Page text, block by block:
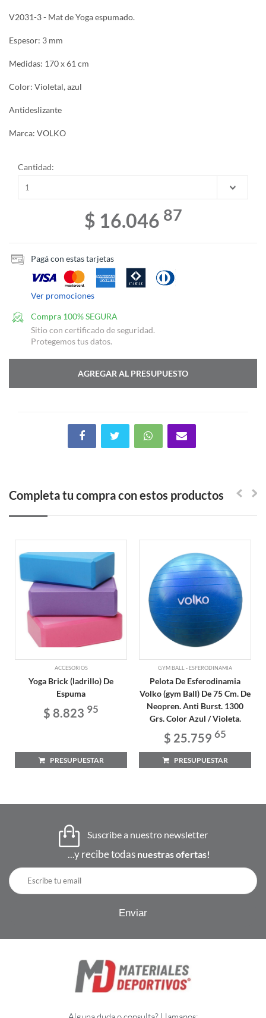
V2031-3 - Mat de Yoga espumado.
Espesor: 3 mm
Medidas: 170 x 61 cm
Color: Violetal, azul
Antideslizante
Marca: VOLKO
Cantidad:
$ 16.046 87
Pagá con estas tarjetas
Ver promociones
Compra 100% SEGURA
Sitio con certificado de seguridad.
Protegemos tus datos.
AGREGAR AL PRESUPUESTO
Completa tu compra con estos productos
ACCESORIOS
Yoga Brick (ladrillo) De
Espuma
$ 8.823 95
PRESUPUESTAR
GYM BALL - ESFERODINAMIA
Pelota De Esferodinamia
Volko (gym Ball) De 75 Cm. De
Neopren. Anti Burst. 1300
Grs. Color Azul / Violeta.
$ 25.759 65
PRESUPUESTAR
Suscribe a nuestro newsletter
...y recibe todas nuestras ofertas!